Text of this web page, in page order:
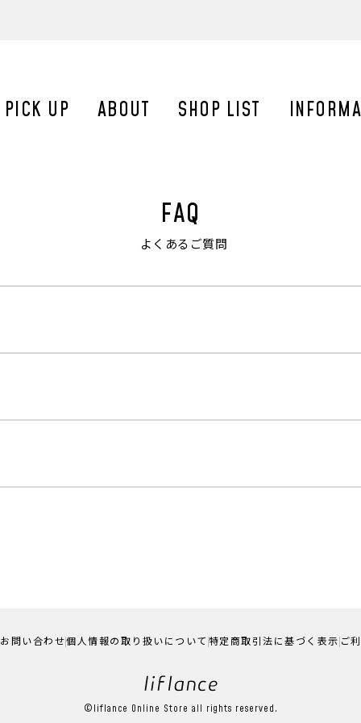
PICK UP ABOUT SHOP LIST
FAQ
よくあるご質問
お問い合わせ個人情報の取り扱いについて 特定商取引法に基づく表示 ご
©liflance Online Store all rights reserved.